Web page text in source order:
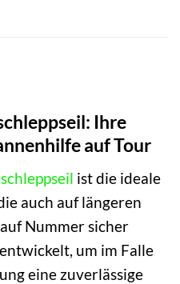
Ihre
auf Tour
ist die ideale
auch auf längeren
Nummer sicher
um im Falle
eine zuverlässige